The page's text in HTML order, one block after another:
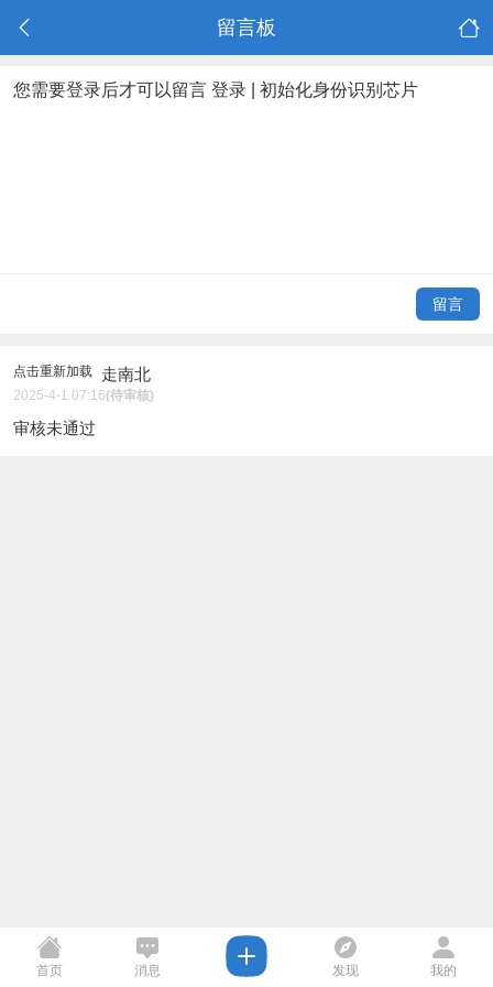
留言板
您需要登录后才可以留言 登录 初始化身份识别芯片
留言
点击重新加载 走南北
2025-4-1 07:16(待审核)
审核未通过
首页 消息 发现 我的